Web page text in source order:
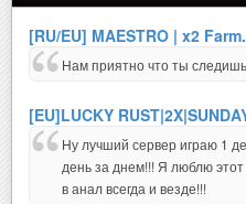
[RU/EU] MAESTRO | x2
Нам приятно что ты
[EU]LUCKY
Ну лучший сервер играю 1
день за днем!!! Я люблю
в анал всегда и везде!!!